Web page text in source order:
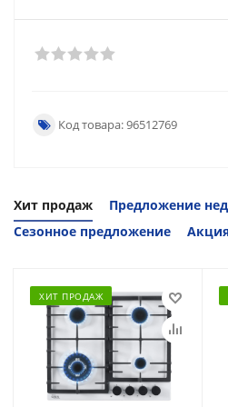
Код товара: 96512769
Хит продаж
Предложение
Сезонное предложение
ХИТ ПРОДАЖ